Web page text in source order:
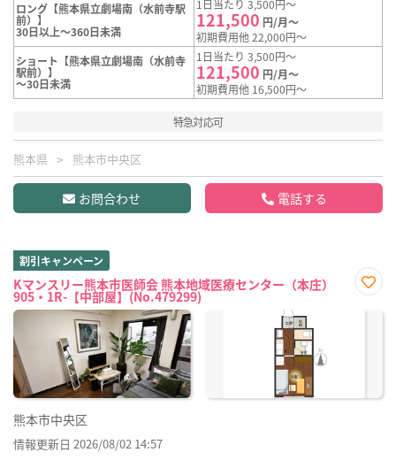
ロング【熊本県立劇場南（水前寺駅
前）】
30日以上～360日未満
1日当たり 3,500円～
121,500 円/月～
初期費用他 22,000円～
ショート【熊本県立劇場南（水前寺
駅前）】
～30日未満
1日当たり 3,500円～
121,500 円/月～
初期費用他 16,500円～
特急対応可
熊本県 熊本市中央区
お問合わせ 電話する
割引キャンペーン
Kマンスリー熊本市医師会 熊本地域医療センター（本庄）
905・1R-【中部屋】(No.479299)
に入
熊本市中央区
情報更新日 2026/08/02 14:57